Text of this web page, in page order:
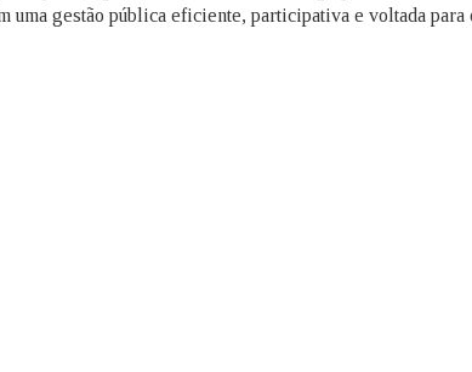
uma gestão pública eficiente, participativa e voltada para